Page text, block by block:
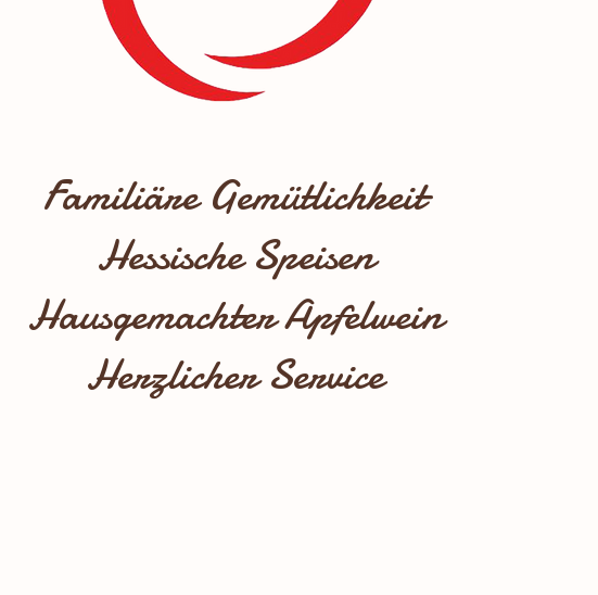
Familiäre Gemütlichkeit
Hessische Speisen
Hausgemachter Apfelwein
Herzlicher Service